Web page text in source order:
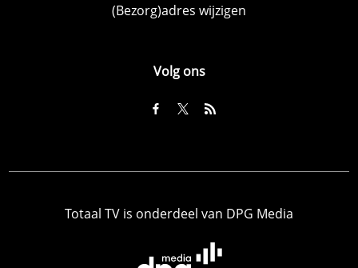
(Bezorg)adres wijzigen
Volg ons
Totaal TV is onderdeel van DPG Media